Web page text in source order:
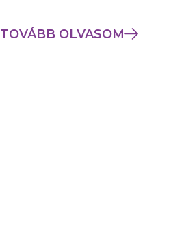
TOVÁBB OLVASOM